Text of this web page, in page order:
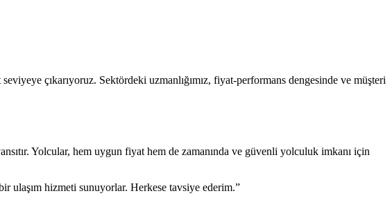
çıkarıyoruz. Sektördeki uzmanlığımız, fiyat-performans dengesinde ve müşteri
Yolcular, hem uygun fiyat hem de zamanında ve güvenli yolculuk imkanı için
ulaşım hizmeti sunuyorlar. Herkese tavsiye ederim.”